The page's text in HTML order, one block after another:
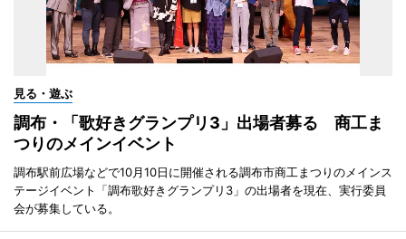
見る・遊ぶ
調布・「歌好きグランプリ3」出場者募る 商工ま
つりのメインイベント
調布駅前広場などで10月10日に開催される調布市商工まつりのメインス
テージイベント「調布歌好きグランプリ3」の出場者を現在、実行委員
会が募集している。